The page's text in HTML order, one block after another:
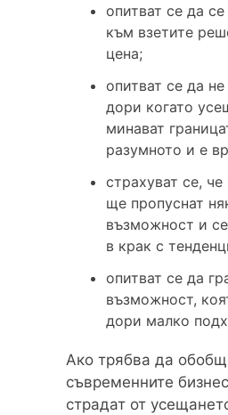
опитват се да
към взетите
цена;
опитват се да не
дори когато
минават
разумното и е
страхуват се,
ще пропуснат
възможност и
в крак с
опитват се да
възможност,
дори малко
Ако трябва да
съвременните
страдат от